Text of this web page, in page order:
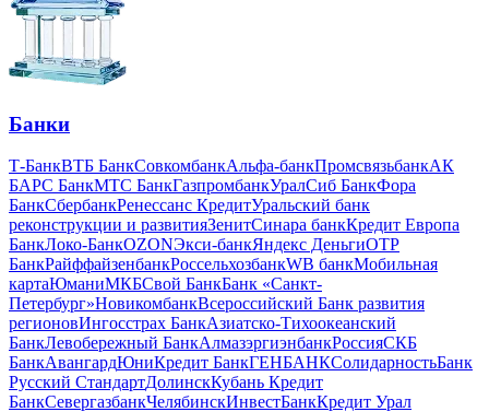
Банки
Т-БанкВТБ БанкСовкомбанкАльфа-банкПромсвязьбанкАК
БАРС БанкМТС БанкГазпромбанкУралСиб БанкФора
БанкСбербанкРенессанс КредитУральский банк
реконструкции и развитияЗенитСинара банкКредит Европа
БанкЛоко-БанкOZONЭкси-банкЯндекс ДеньгиOTP
БанкРайффайзенбанкРоссельхозбанкWB банкМобильная
картаЮманиМКБСвой БанкБанк «Санкт-
Петербург»НовикомбанкВсероссийский Банк развития
регионовИнгосстрах БанкАзиатско-Тихоокеанский
БанкЛевобережный БанкАлмазэргиэнбанкРоссияСКБ
БанкАвангардЮниКредит БанкГЕНБАНКСолидарностьБанк
Русский СтандартДолинскКубань Кредит
БанкСевергазбанкЧелябинскИнвестБанкКредит Урал